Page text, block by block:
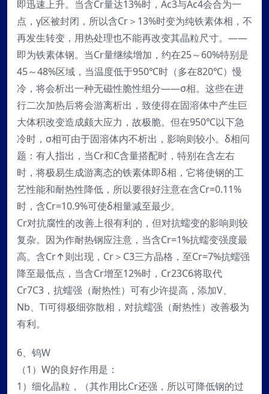
即迅速上升。当含Cr量达13%时，Ac3与Ac4会合为一
点，γ区被封闭，所以含Cr＞13%时变为纯铁素体相，不
再发生转变，用热处理也不能再改变其晶粒尺寸。——
即为铁素体钢。当Cr量继续增加，约在25～60%特别是
45～48%区域，当温度低于950℃时（多在820℃）慢
冷，将会析出一种无磁性脆性组分——σ相。这些在进
行二次加热后将会游离析出，致使得在固溶体中产生巨
大体积改变造成颇大应力，故极脆。但在950℃以下急
冷时，σ相可由于固溶体内不析出，影响则较小。δ相问
题：有人指出，当Cr和C含量搭配时，特别在含左右
时，将极易生成游离态的铁素体即δ相，它将使钢的工
艺性能和耐热性降低，所以要很好注意在含Cr=0.11%
时，含Cr=10.9%可使δ相量减至最少。
Cr对抗腐性的改善上很有利的，但对抗蠕变的影响则较
复杂。因为作耐热钢应注意，当含Cr=1%抗蠕变强度最
高。含Cr↑则出现，Cr＞C3三方晶格，至Cr=7%抗蠕强
降至最低点，当含Cr增至12%时，Cr23C6将取代
Cr7C3，抗蠕强（耐热性）可有少许提高，添加V、
Nb、Ti可得极细弥散相，对抗蠕强（耐热性）改善极为
有利。
6、钨W
（1）W的良好作用是：
1）细化晶粒，（其作用比Cr还强，所以可降低钢的过